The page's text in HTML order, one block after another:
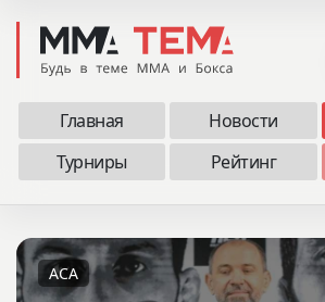
Главная Новости
Турниры
Рейтинг
ACA